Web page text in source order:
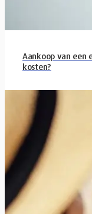
Aankoop van een
kosten?